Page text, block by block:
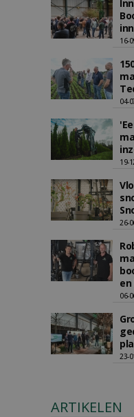
16-
04-
19-
26-
06-
23-
ARTIKELEN